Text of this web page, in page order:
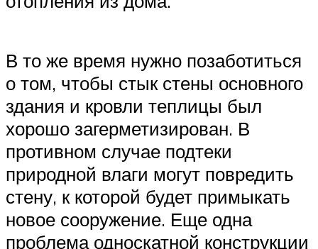
В то же время нужно позаботиться
о том, чтобы стык стены основного
здания и кровли теплицы был
хорошо загерметизирован. В
противном случае подтеки
природной влаги могут повредить
стену, к которой будет примыкать
новое сооружение. Еще одна
проблема односкатной конструкции